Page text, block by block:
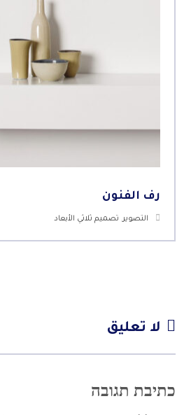
رف الفنون
التصوير, تصميم ثلاثي الأبعاد
لا تعليق
כתיבת תגובה